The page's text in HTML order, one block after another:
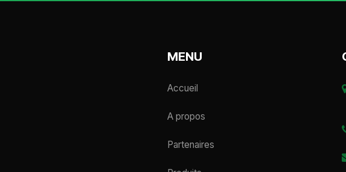
MENU
Accueil
A propos
Partenaires